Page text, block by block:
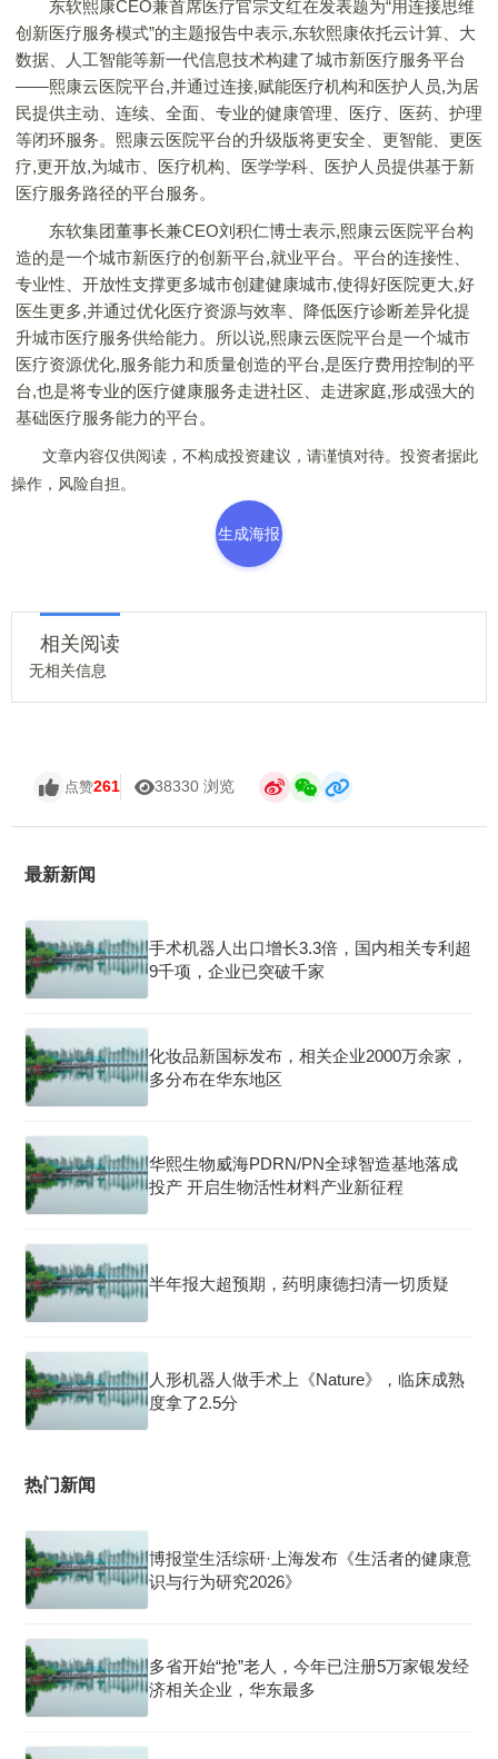
东软熙康CEO兼首席医疗官宗文红在发表题为“用连接思维
创新医疗服务模式”的主题报告中表示,东软熙康依托云计算、大
数据、人工智能等新一代信息技术构建了城市新医疗服务平台
——熙康云医院平台,并通过连接,赋能医疗机构和医护人员,为居
民提供主动、连续、全面、专业的健康管理、医疗、医药、护理
等闭环服务。熙康云医院平台的升级版将更安全、更智能、更医
疗,更开放,为城市、医疗机构、医学学科、医护人员提供基于新
医疗服务路径的平台服务。
东软集团董事长兼CEO刘积仁博士表示,熙康云医院平台构
造的是一个城市新医疗的创新平台,就业平台。平台的连接性、
专业性、开放性支撑更多城市创建健康城市,使得好医院更大,好
医生更多,并通过优化医疗资源与效率、降低医疗诊断差异化提
升城市医疗服务供给能力。所以说,熙康云医院平台是一个城市
医疗资源优化,服务能力和质量创造的平台,是医疗费用控制的平
台,也是将专业的医疗健康服务走进社区、走进家庭,形成强大的
基础医疗服务能力的平台。
文章内容仅供阅读，不构成投资建议，请谨慎对待。投资者据此
操作，风险自担。
生成海报
相关阅读
无相关信息
点赞261 38330 浏览
最新新闻
手术机器人出口增长3.3倍，国内相关专利超
9千项，企业已突破千家
化妆品新国标发布，相关企业2000万余家，
多分布在华东地区
华熙生物威海PDRN/PN全球智造基地落成
投产 开启生物活性材料产业新征程
半年报大超预期，药明康德扫清一切质疑
人形机器人做手术上《Nature》，临床成熟
度拿了2.5分
热门新闻
博报堂生活综研·上海发布《生活者的健康意
识与行为研究2026》
多省开始“抢”老人，今年已注册5万家银发经
济相关企业，华东最多